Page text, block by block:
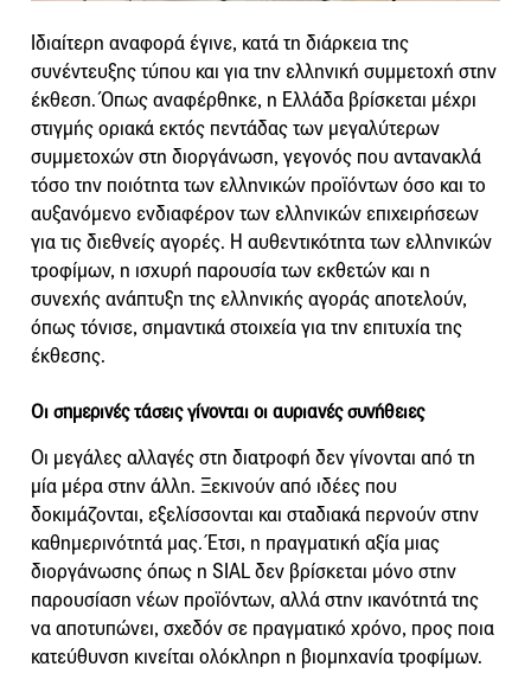
Ιδιαίτερη αναφορά έγινε, κατά τη διάρκεια της
συνέντευξης τύπου και για την ελληνική συμμετοχή στην
έκθεση. Όπως αναφέρθηκε, η Ελλάδα βρίσκεται μέχρι
στιγμής οριακά εκτός πεντάδας των μεγαλύτερων
συμμετοχών στη διοργάνωση, γεγονός που αντανακλά
τόσο την ποιότητα των ελληνικών προϊόντων όσο και το
αυξανόμενο ενδιαφέρον των ελληνικών επιχειρήσεων
για τις διεθνείς αγορές. Η αυθεντικότητα των ελληνικών
τροφίμων, η ισχυρή παρουσία των εκθετών και η
συνεχής ανάπτυξη της ελληνικής αγοράς αποτελούν,
όπως τόνισε, σημαντικά στοιχεία για την επιτυχία της
έκθεσης.
Οι σημερινές τάσεις γίνονται οι αυριανές συνήθειες
Οι μεγάλες αλλαγές στη διατροφή δεν γίνονται από τη
μία μέρα στην άλλη. Ξεκινούν από ιδέες που
δοκιμάζονται, εξελίσσονται και σταδιακά περνούν στην
καθημερινότητά μας. Έτσι, η πραγματική αξία μιας
διοργάνωσης όπως η SIAL δεν βρίσκεται μόνο στην
παρουσίαση νέων προϊόντων, αλλά στην ικανότητά της
να αποτυπώνει, σχεδόν σε πραγματικό χρόνο, προς ποια
κατεύθυνση κινείται ολόκληρη η βιομηχανία τροφίμων.